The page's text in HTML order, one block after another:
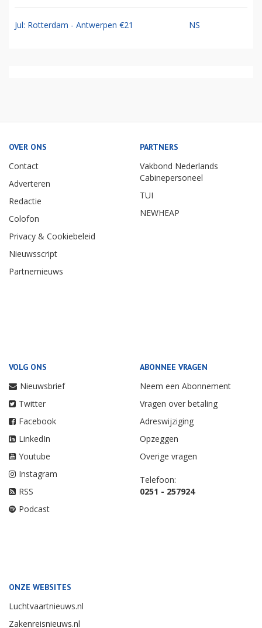
Jul: Rotterdam - Antwerpen €21 NS
OVER ONS
Contact
Adverteren
Redactie
Colofon
Privacy & Cookiebeleid
Nieuwsscript
Partnernieuws
PARTNERS
Vakbond Nederlands
Cabinepersoneel
TUI
NEWHEAP
VOLG ONS
Nieuwsbrief
Twitter
Facebook
LinkedIn
Youtube
Instagram
RSS
Podcast
ABONNEE VRAGEN
Neem een Abonnement
Vragen over betaling
Adreswijziging
Opzeggen
Overige vragen
Telefoon:
0251 - 257924
ONZE WEBSITES
Luchtvaartnieuws.nl
Zakenreisnieuws.nl